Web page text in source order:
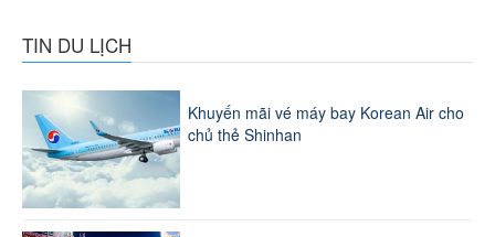
TIN DU LỊCH
Khuyến mãi vé máy bay Korean Air cho
chủ thẻ Shinhan